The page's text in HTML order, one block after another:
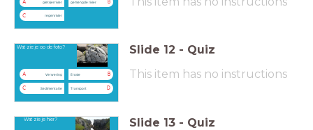
A gletsjerrivier B
gemengde rivier
C regenrivier
Wat zie je op de foto?
A Verwering B
Erosie
C Sedimentatie D
Transport
Slide 12 - Quiz
This item has no instructions
Wat zie je hier? Slide 13 - Quiz